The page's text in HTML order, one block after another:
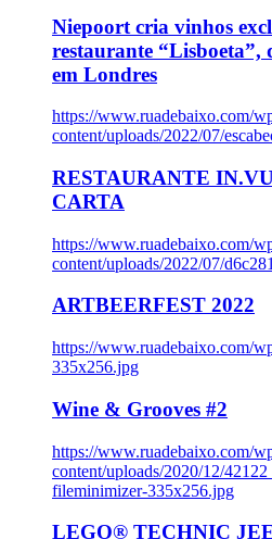
Niepoort cria vinhos
restaurante “Lisboeta”,
em Londres
https://www.ruadebaixo.com/
content/uploads/2022/07/
RESTAURANTE
CARTA
https://www.ruadebaixo.com/
content/uploads/2022/07/
ARTBEERFEST 2022
https://www.ruadebaixo.com/
335x256.jpg
Wine & Grooves #2
https://www.ruadebaixo.com/
content/uploads/2020/12/
fileminimizer-335x256.jpg
LEGO® TECHNIC